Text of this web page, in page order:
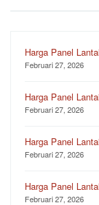
Harga Panel
Februari 27, 2026
Harga Panel
Februari 27, 2026
Harga Panel
Februari 27, 2026
Harga Panel
Februari 27, 2026